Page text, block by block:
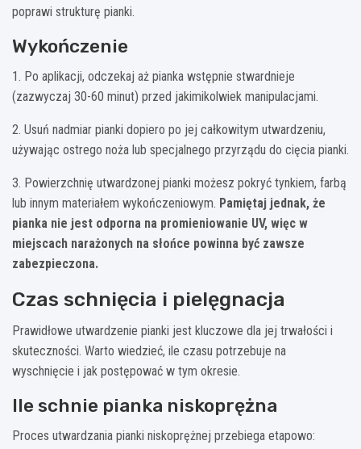
poprawi strukturę pianki.
Wykończenie
1. Po aplikacji, odczekaj aż pianka wstępnie stwardnieje
(zazwyczaj 30-60 minut) przed jakimikolwiek manipulacjami.
2. Usuń nadmiar pianki dopiero po jej całkowitym utwardzeniu,
używając ostrego noża lub specjalnego przyrządu do cięcia pianki.
3. Powierzchnię utwardzonej pianki możesz pokryć tynkiem, farbą
lub innym materiałem wykończeniowym. Pamiętaj jednak, że
pianka nie jest odporna na promieniowanie UV, więc w
miejscach narażonych na słońce powinna być zawsze
zabezpieczona.
Czas schnięcia i pielęgnacja
Prawidłowe utwardzenie pianki jest kluczowe dla jej trwałości i
skuteczności. Warto wiedzieć, ile czasu potrzebuje na
wyschnięcie i jak postępować w tym okresie.
Ile schnie pianka niskoprężna
Proces utwardzania pianki niskoprężnej przebiega etapowo: